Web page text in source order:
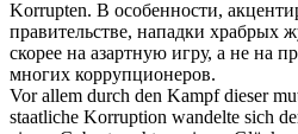
Korrupten. В особенности,
правительстве, нападки храбрых
скорее на азартную игру, а не на
многих коррупционеров.
Vor allem durch den Kampf dieser
staatliche Korruption wandelte sich